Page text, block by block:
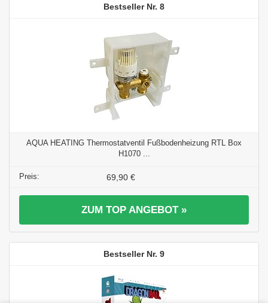
8
AQUA HEATING Thermostatventil Fußbodenheizung RTL Box
H1070 ...
69,90 €
ZUM TOP ANGEBOT »
9